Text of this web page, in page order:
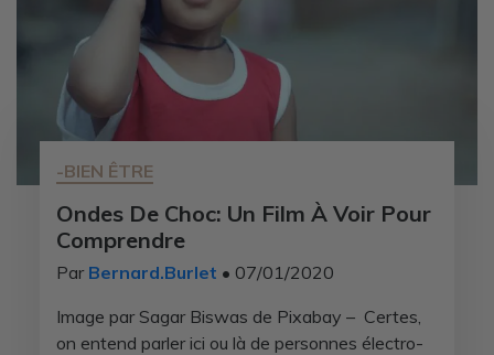
-BIEN ÊTRE
Ondes De Choc: Un Film À Voir Pour
Comprendre
Par Bernard.Burlet • 07/01/2020
Image par Sagar Biswas de Pixabay – Certes,
on entend parler ici ou là de personnes électro-